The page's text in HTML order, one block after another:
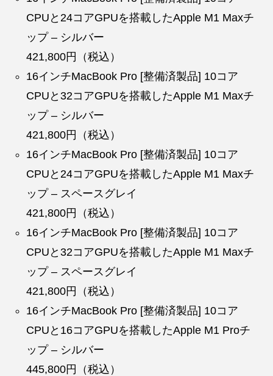
CPUと24コアGPUを搭載したApple M1 Maxチ
ップ – シルバー
421,800円（税込）
16インチMacBook Pro [整備済製品] 10コア
CPUと32コアGPUを搭載したApple M1 Maxチ
ップ – シルバー
421,800円（税込）
16インチMacBook Pro [整備済製品] 10コア
CPUと24コアGPUを搭載したApple M1 Maxチ
ップ – スペースグレイ
421,800円（税込）
16インチMacBook Pro [整備済製品] 10コア
CPUと32コアGPUを搭載したApple M1 Maxチ
ップ – スペースグレイ
421,800円（税込）
16インチMacBook Pro [整備済製品] 10コア
CPUと16コアGPUを搭載したApple M1 Proチ
ップ – シルバー
445,800円（税込）